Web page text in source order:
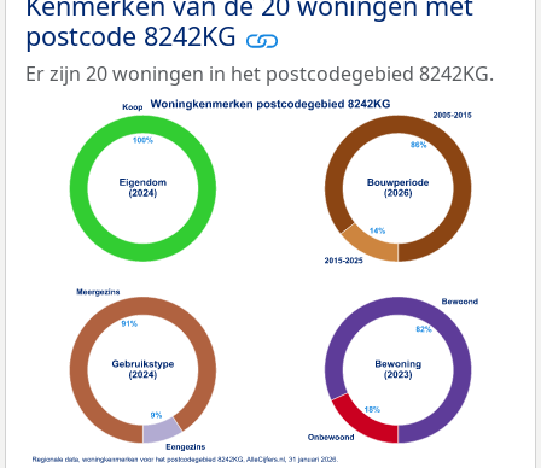
postcode 8242KG
Er zijn 20 woningen in het postcodegebied 8242KG.